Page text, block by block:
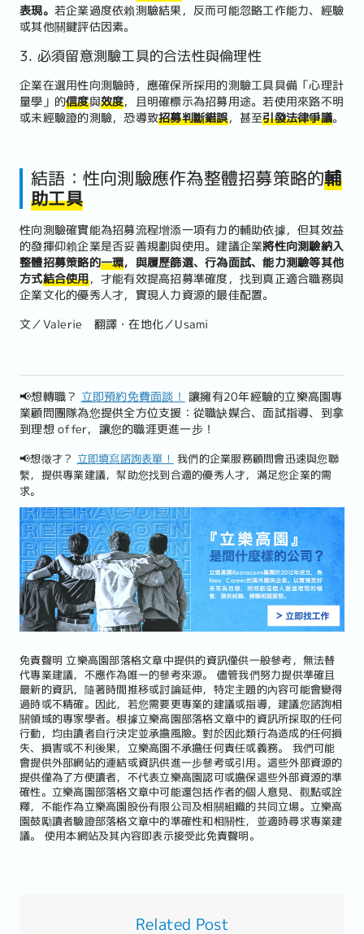
表現。 若企業過度依賴測驗結果，反而可能忽略工作能力、經驗
或其他關鍵評估因素。
3. 必須留意測驗工具的合法性與倫理性
企業在選用性向測驗時，應確保所採用的測驗工具具備「心理計
量學」的信度與效度，且明確標示為招募用途。若使用來路不明
或未經驗證的測驗，恐導致招募判斷錯誤，甚至引發法律爭議。
結語：性向測驗應作為整體招募策略的輔
助工具
性向測驗確實能為招募流程增添一項有力的輔助依據，但其效益
的發揮仰賴企業是否妥善規劃與使用。建議企業將性向測驗納入
整體招募策略的一環，與履歷篩選、行為面試、能力測驗等其他
方式結合使用，才能有效提高招募準確度，找到真正適合職務與
企業文化的優秀人才，實現人力資源的最佳配置。
文／Valerie 翻譯・在地化／Usami
📢想轉職？ 立即預約免費面談！ 讓擁有20年經驗的立樂高園專
業顧問團隊為您提供全方位支援：從職缺媒合、面試指導、到拿
到理想 offer，讓您的職涯更進一步！
📢想徵才？ 立即填寫諮詢表單！ 我們的企業服務顧問會迅速與您聯
繫，提供專業建議，幫助您找到合適的優秀人才，滿足您企業的需
求。
免責聲明 立樂高園部落格文章中提供的資訊僅供一般參考，無法替
代專業建議，不應作為唯一的參考來源。 儘管我們努力提供準確且
最新的資訊，隨著時間推移或討論延伸，特定主題的內容可能會變得
過時或不精確。因此，若您需要更專業的建議或指導，建議您諮詢相
關領域的專家學者。根據立樂高園部落格文章中的資訊所採取的任何
行動，均由讀者自行決定並承擔風險。對於因此類行為造成的任何損
失、損害或不利後果，立樂高園不承擔任何責任或義務。 我們可能
會提供外部網站的連結或資訊供進一步參考或引用。這些外部資源的
提供僅為了方便讀者，不代表立樂高園認可或擔保這些外部資源的準
確性。立樂高園部落格文章中可能還包括作者的個人意見、觀點或詮
釋，不能作為立樂高園股份有限公司及相關組織的共同立場。立樂高
園鼓勵讀者驗證部落格文章中的準確性和相關性，並適時尋求專業建
議。 使用本網站及其內容即表示接受此免責聲明。
Related Post